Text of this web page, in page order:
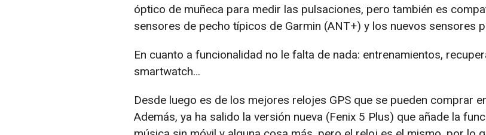
óptico de muñeca para medir las pulsaciones, pero también es
sensores de pecho típicos de Garmin (ANT+) y los nuevos sensores
En cuanto a funcionalidad no le falta de nada: entrenamientos,
smartwatch…
Desde luego es de los mejores relojes GPS que se pueden comprar
Además, ya ha salido la versión nueva (Fenix 5 Plus) que añade la